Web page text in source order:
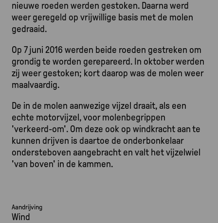
nieuwe roeden werden gestoken. Daarna werd
weer geregeld op vrijwillige basis met de molen
gedraaid.
Op 7 juni 2016 werden beide roeden gestreken om
grondig te worden gerepareerd. In oktober werden
zij weer gestoken; kort daarop was de molen weer
maalvaardig.
De in de molen aanwezige vijzel draait, als een
echte motorvijzel, voor molenbegrippen
'verkeerd-om'. Om deze ook op windkracht aan te
kunnen drijven is daartoe de onderbonkelaar
ondersteboven aangebracht en valt het vijzelwiel
'van boven' in de kammen.
Aandrijving
Wind